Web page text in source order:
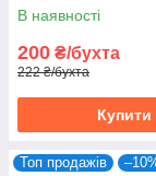
В наявності
200 ₴/бухта
222 ₴/бухта
Купити
Топ продажів